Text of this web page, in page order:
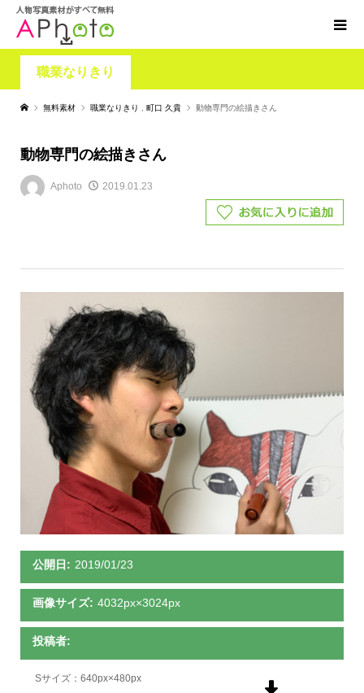
職業なりきり
無料素材 職業なりきり 町口 久貴 動物専門の絵描きさん
動物専門の絵描きさん
Aphoto 2019.01.23
公開日: 2019/01/23
画像サイズ: 4032px×3024px
投稿者:
Sサイズ：640px×480px